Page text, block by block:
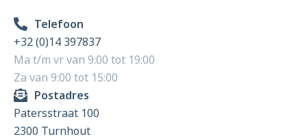
Telefoon
+32 (0)14 397837
Ma t/m vr van 9:00 tot 19:00
Za van 9:00 tot 15:00
Postadres
Patersstraat 100
2300 Turnhout